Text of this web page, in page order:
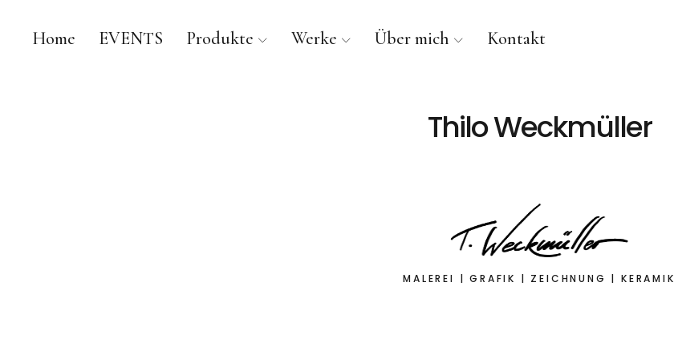
Home EVENTS Produkte Werke Über mich Kontakt
Thilo Weckmüller
MALEREI | GRAFIK | ZEICHNUNG | KERAMIK